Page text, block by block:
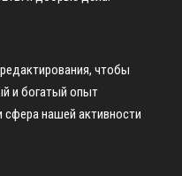
чтобы
и богатый опыт
нашей активности